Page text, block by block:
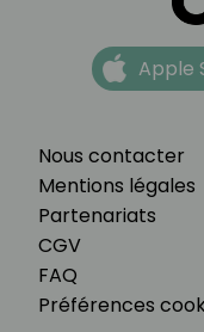
Nous contacter
Mentions légales
Partenariats
CGV
FAQ
Préférences
Apple